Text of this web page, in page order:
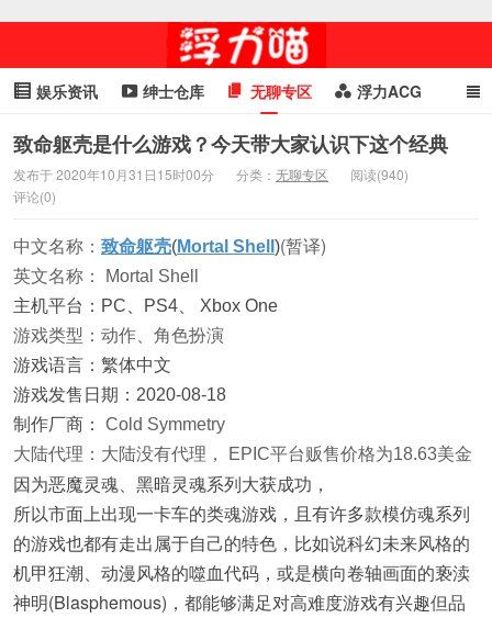
娱乐资讯 绅士仓库 无聊专区 浮力ACG
浮力GIF 明星头条 浮力资讯 头条女神 萌妹专区
cosplay
致命躯壳是什么游戏？今天带大家认识下这个经典
发布于 2020年10月31日15时00分 分类： 无聊专区
阅读(940)
评论(0)
中文名称： 致命躯壳(Mortal Shell )(暂译)
英文名称：
Mortal Shell
主机平台：PC、PS4、
Xbox One
游戏类型：动作、角色扮演
游戏语言：繁体中文
游戏发售日期：2020-08-18
制作厂商：
Cold Symmetry
大陆代理：大陆没有代理， EPIC平台贩售价格为18.63美金
因为恶魔灵魂、黑暗灵魂系列大获成功，
所以市面上出现一卡车的类魂游戏，且有许多款模仿魂系列
的游戏也都有走出属于自己的特色，比如说科幻未来风格的
机甲狂潮、动漫风格的噬血代码，或是横向卷轴画面的亵渎
神明(Blasphemous) ，都能够满足对高难度游戏有兴趣但品